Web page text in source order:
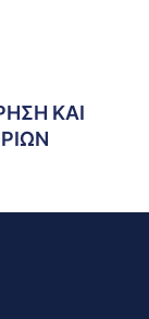
ΚΑΙ